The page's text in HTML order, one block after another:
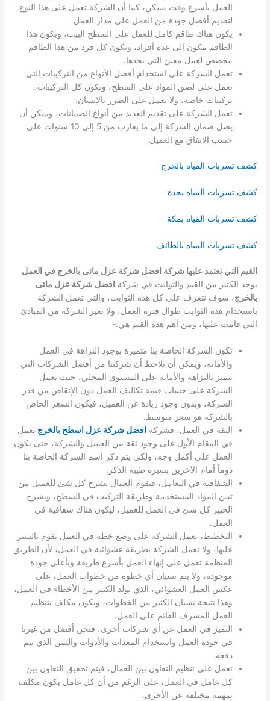
العمل بأسرع وقت ممكن، كما أن الشركة تعمل على هذا النوع
لتقديم أفضل جودة من العمل على مدار العمل.
يكون هناك طاقم كامل للعمل على السطح البيت، ويكون هذا
الطاقم مكون إلى عدة أفراد، ويكون كل فرد من هذا الطاقم
مخصص لعمل معين التي يجدها.
تعمل الشركة على استخدام أفضل الأنواع من التركيبات التي
تعمل على لصق المواد على السطح، وتكون كل التركيبات،
تركيبات خاصة، ولا تعمل على الضرر بالإنسان.
تعمل الشركة على تقديم العديد من أنواع الضمانات، ويمكن أن
يصل ضمان الشركة إلى ما يقارب من 5 إلى 10 سنوات على
حسب الاتفاق مع العميل.
كشف تسربات المياه بالخرج
كشف تسربات المياه بجدة
كشف تسربات المياه بمكة
كشف تسربات المياه بالطائف
القيم التي تعتمد عليها شركة افضل شركة عزل مائى بالخرج في العمل
يوجد الكثير من القيم والثوابت في شركة افضل شركة عزل مائى
بالخرج، سوف نتعرف على كل هذه الثوابت، والتي تعمل الشركة
باستخدام هذه الثوابت طوال فترة العمل، ولا تغير الشركة من المبادئ
التي قامت عليها، ومن أهم هذه القيم هي:-
تكون الشركة الخاصة بنا متميزة بوجود النزاهة في العمل
والأمانة، ويمكن أن تلاحظ أن شركتنا من أفضل الشركات التي
تتميز بالنزاهة والأمانة على المستوى المحلي، حيث تعمل
الشركة على حساب قيمة تكاليف العمل دون الإنقاص من قدر
الشركة، وبدون وجود زيادة عن العميل، فيكون السعر الخاص
بالشركة هو سعر متوسط.
الثقة في العمل، فشركة افضل شركة عزل اسطح بالخرجتعمل
في المقام الأول على وجود ثقة بين العميل والشركة، حتى يكون
العمل على أكمل وجه، ولكي يتم ذكر اسم الشركة الخاصة بنا
دوماً أمام الآخرين بسيرة طيبة الذكر.
الشفافية في التعامل، فيقوم العمال بشرح كل شئ للعميل من
ثمن المواد المستخدمة وطريقة التركيب في السطح، ويشرح
الخبير كل شئ في العمل للعميل، ليكون هناك شفافية في
العمل.
التخطيط، تعمل الشركة على وضع خطة في العمل تقوم بالسير
عليها، ولا تعمل الشركة بطريقة عشوائية في العمل، لأن الطريق
المنظمة تعمل على إنهاء العمل بأسرع طريقة وبأعلى جودة
موجودة، ولا يتم نسيان أي خطوة من خطوات العمل، على
عكس العمل العشوائي، الذي يولد الكثير من الأخطاء في العمل،
وهذا نتيجة نسيان الكثير من الخطوات، ويكون مكلف بتنظيم
العمل المشرف القائم على العمل.
التميز في العمل عن أي شركات أخرى، فنحن أفضل من غيرنا
في جودة العمل واستخدام المعدات والأدوات والثمن الذي يتم
دفعه.
تعمل على تنظيم التعاون بين العمال، فيتم تحقيق التعاون بين
كل عامل في العمل، على الرغم من أن كل عامل يكون مكلف
بمهمة مختلفة عن الأخرى.